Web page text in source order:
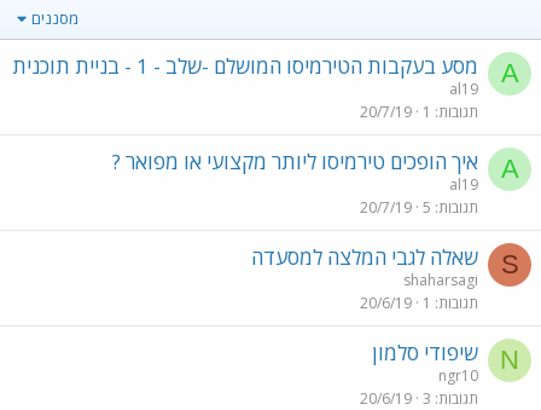
מסננים
A מסע בעקבות הטירמיסו המושלם -שלב - 1 - בניית תוכנית
al19
תגובות 1
20/7/19
A איך הופכים טירמיסו ליותר מקצועי או מפואר ?
al19
תגובות 5
20/7/19
S שאלה לגבי המלצה למסעדה
shaharsagi
תגובות 1
20/6/19
N שיפודי סלמון
ngr10
תגובות 3
20/6/19